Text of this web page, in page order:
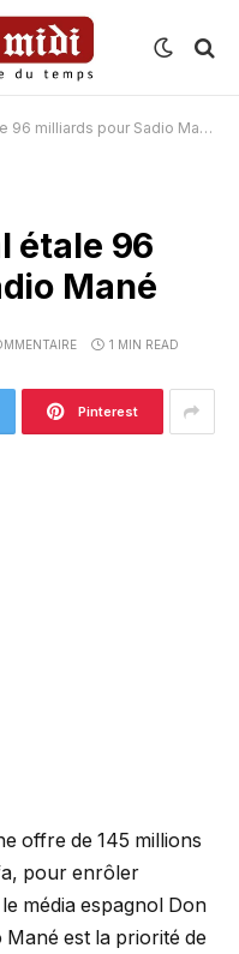
milliards pour Sadio Mané
étale 96
Mané
1 MIN READ
Pinterest
offre de 145 millions
pour enrôler
média espagnol Don
est la priorité de